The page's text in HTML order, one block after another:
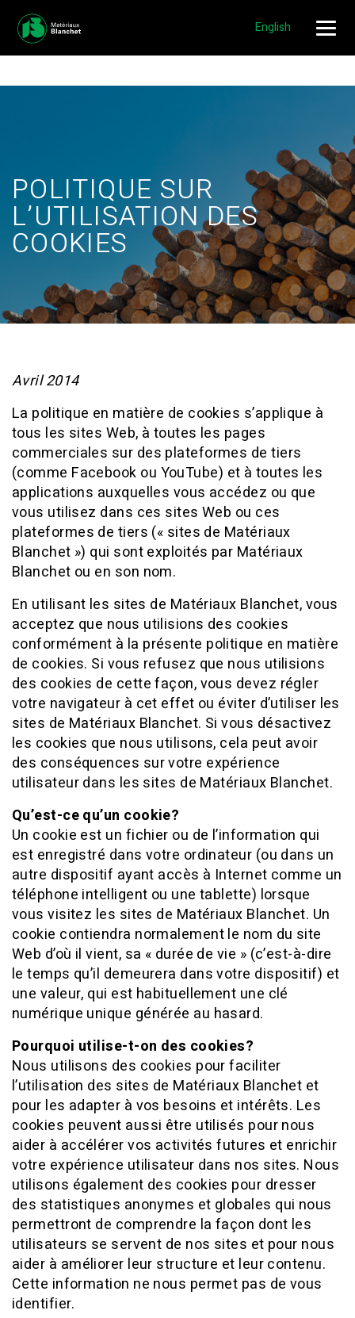
NOUVEAUX EMPLOIS DISPONIBLES!
POLITIQUE SUR
L’UTILISATION DES
COOKIES
Avril 2014
La politique en matière de cookies s’applique à
tous les sites Web, à toutes les pages
commerciales sur des plateformes de tiers
(comme Facebook ou YouTube) et à toutes les
applications auxquelles vous accédez ou que
vous utilisez dans ces sites Web ou ces
plateformes de tiers (« sites de Matériaux
Blanchet ») qui sont exploités par Matériaux
Blanchet ou en son nom.
En utilisant les sites de Matériaux Blanchet, vous
acceptez que nous utilisions des cookies
conformément à la présente politique en matière
de cookies. Si vous refusez que nous utilisions
des cookies de cette façon, vous devez régler
votre navigateur à cet effet ou éviter d’utiliser les
sites de Matériaux Blanchet. Si vous désactivez
les cookies que nous utilisons, cela peut avoir
des conséquences sur votre expérience
utilisateur dans les sites de Matériaux Blanchet.
Qu’est-ce qu’un cookie?
Un cookie est un fichier ou de l’information qui
est enregistré dans votre ordinateur (ou dans un
autre dispositif ayant accès à Internet comme un
téléphone intelligent ou une tablette) lorsque
vous visitez les sites de Matériaux Blanchet. Un
cookie contiendra normalement le nom du site
Web d’où il vient, sa « durée de vie » (c’est-à-dire
le temps qu’il demeurera dans votre dispositif) et
une valeur, qui est habituellement une clé
numérique unique générée au hasard.
Pourquoi utilise-t-on des cookies?
Nous utilisons des cookies pour faciliter
l’utilisation des sites de Matériaux Blanchet et
pour les adapter à vos besoins et intérêts. Les
cookies peuvent aussi être utilisés pour nous
aider à accélérer vos activités futures et enrichir
votre expérience utilisateur dans nos sites. Nous
utilisons également des cookies pour dresser
des statistiques anonymes et globales qui nous
permettront de comprendre la façon dont les
utilisateurs se servent de nos sites et pour nous
aider à améliorer leur structure et leur contenu.
Cette information ne nous permet pas de vous
identifier.
English